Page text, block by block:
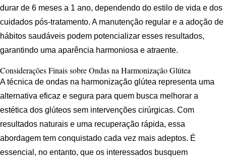
durar de 6 meses a 1 ano, dependendo do estilo de vida e dos
cuidados pós-tratamento. A manutenção regular e a adoção de
hábitos saudáveis podem potencializar esses resultados,
garantindo uma aparência harmoniosa e atraente.
Considerações Finais sobre Ondas na Harmonização Glútea
A técnica de ondas na harmonização glútea representa uma
alternativa eficaz e segura para quem busca melhorar a
estética dos glúteos sem intervenções cirúrgicas. Com
resultados naturais e uma recuperação rápida, essa
abordagem tem conquistado cada vez mais adeptos. É
essencial, no entanto, que os interessados busquem